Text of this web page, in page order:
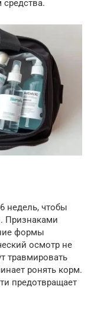
недель, чтобы
Признаками
формы
осмотр не
травмировать
ронять корм.
предотвращает